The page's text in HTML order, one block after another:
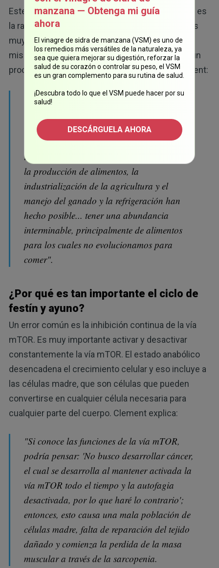
Este proceso natural de limpieza y regeneración es
la razón por la que la activación de la autofagia es
muy importante para la salud y la longevidad. El
mismo proceso ocurre en las mitocondrias, en un
proceso conocido como mitofagia. Según Clement:
"Como todos los demás organismos, los seres
historia evolutiva, se encontraron con este
estado de banquete o hambruna. Sólo
recientemente, como en los últimos 150 años,
la producción de alimentos, la
industrialización de la agricultura y el
manejo del ganado y la refrigeración han
hecho posible... tener una abundancia
interminable, principalmente de alimentos
para los cuales no evolucionamos para
comer".
¿Por qué es tan importante el ciclo de
festín y ayuno?
Un error común es la inhibición continua de la vía
mTOR. Es muy importante activar y desactivar
constantemente la vía mTOR. El estado anabólico
desencadena el crecimiento celular y eso incluye a
las células madre, que son células que pueden
convertirse en cualquier célula necesaria para
cualquier parte del cuerpo. Clement explica:
"Si conoce las funciones de la vía mTOR,
podría pensar: 'No busco desarrollar cáncer,
el cual se desarrolla al mantener activada la
vía mTOR todo el tiempo y la autofagia
desactivada, por lo que haré lo contrario';
entonces, esto causa una mala población de
células madre, falta de reparación del tejido
dañado y comienza la perdida de la masa
muscular a través de la sarcopenia.
manzana — Obtenga mi guía
ahora
El vinagre de sidra de manzana (VSM) es uno de
los remedios más versátiles de la naturaleza, ya
sea que quiera mejorar su digestión, reforzar la
salud de su corazón o controlar su peso, el VSM
es un gran complemento para su rutina de salud.
¡Descubra todo lo que el VSM puede hacer por su
salud!
DESCÁRGUELA AHORA